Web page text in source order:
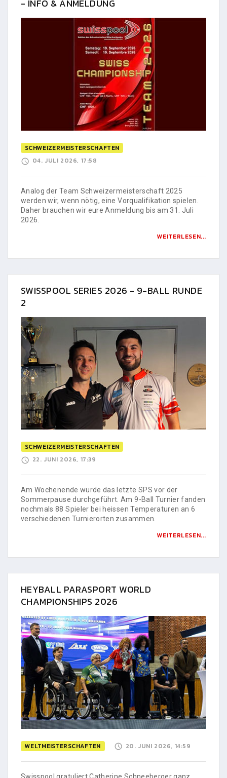
- INFO & ANMELDUNG
SCHWEIZERMEISTERSCHAFTEN
04. JULI 2026, 17:58
Analog der Team Schweizermeisterschaft 2025
werden wir, wenn nötig, eine Vorqualifikation spielen.
Daher brauchen wir eure Anmeldung bis am 31. Juli
2026.
WEITERLESEN...
SWISSPOOL SERIES 2026 - 9-BALL RUNDE
2
SCHWEIZERMEISTERSCHAFTEN
22. JUNI 2026, 17:39
Am Wochenende wurde das letzte SPS vor der
Sommerpause durchgeführt. Am 9-Ball Turnier fanden
nochmals 88 Spieler bei heissen Temperaturen an 6
verschiedenen Turnierorten zusammen.
WEITERLESEN...
HEYBALL PARASPORT WORLD
CHAMPIONSHIPS 2026
WELTMEISTERSCHAFTEN 20. JUNI 2026, 14:59
Swisspool gratuliert Catherine Schneeberger ganz